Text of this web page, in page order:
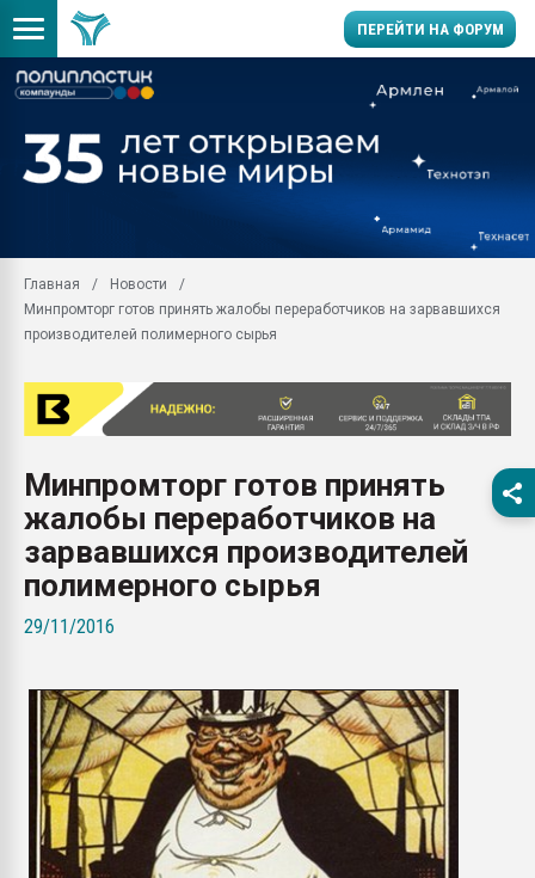
ПЕРЕЙТИ НА ФОРУМ
производство SPC
заводу пластмасс"
28.07.2026
первый план в
28.07.2026
ситуацией на
Всё, что касается
Главная
Новости
Минпромторг готов принять жалобы переработчиков на зарвавшихся
производителей полимерного сырья
Минпромторг готов принять
жалобы переработчиков на
зарвавшихся производителей
полимерного сырья
29/11/2016